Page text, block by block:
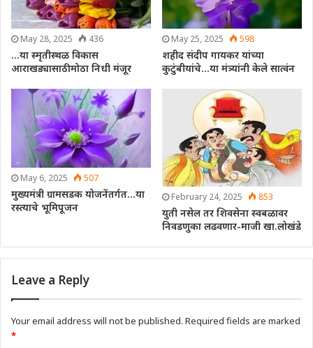
May 28, 2025 436
…या स्मृतीस्थळ विकास
आराखड्यासाठी मोठा निधी मंजूर
May 25, 2025 598
शहीद संदीप गायकर यांच्या
कुटुंबीयांचे…या मंत्र्यांनी केले सात्वंन
May 6, 2025 507
मुख्यमंत्री ग्रामसडक योजनेंतर्गत…या
रस्त्याचे भूमिपूजन
February 24, 2025 853
युती नसेल तर शिवसेना स्वबळावर
निवडणुका लढवणार-माजी खा.लोखंडे
Leave a Reply
Your email address will not be published. Required fields are marked
*